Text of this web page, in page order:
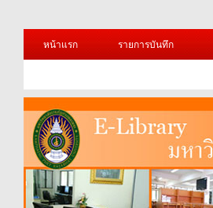
หน้าแรก
รายการบันทึก